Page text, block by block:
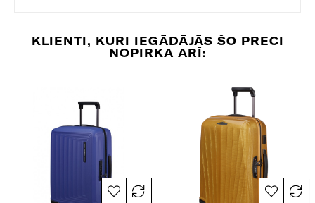
KLIENTI, KURI IEGĀDĀJĀS ŠO PRECI
NOPIRKA ARĪ: